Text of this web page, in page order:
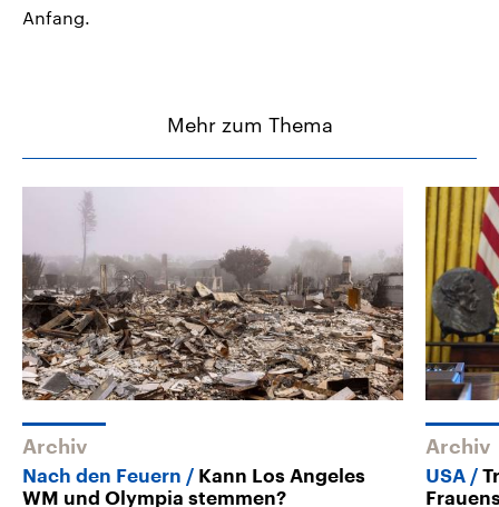
Anfang.
Mehr zum Thema
Archiv
Nach den Feuern
Kann Los Angeles
WM und Olympia stemmen?
Archiv
USA